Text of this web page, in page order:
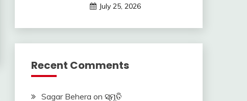
July 25, 2026
Recent Comments
Sagar Behera on ସ୍ମୃତି